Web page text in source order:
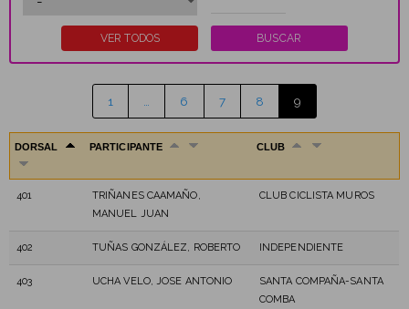
1 6 7 8 9
DORSAL PARTICIPANTE CLUB
401
TRIÑANES CAAMAÑO,
MANUEL JUAN
CLUB CICLISTA MUROS
402 TUÑAS GONZÁLEZ, ROBERTO INDEPENDIENTE
403 UCHA VELO, JOSE ANTONIO
SANTA COMPAÑA-SANTA
COMBA